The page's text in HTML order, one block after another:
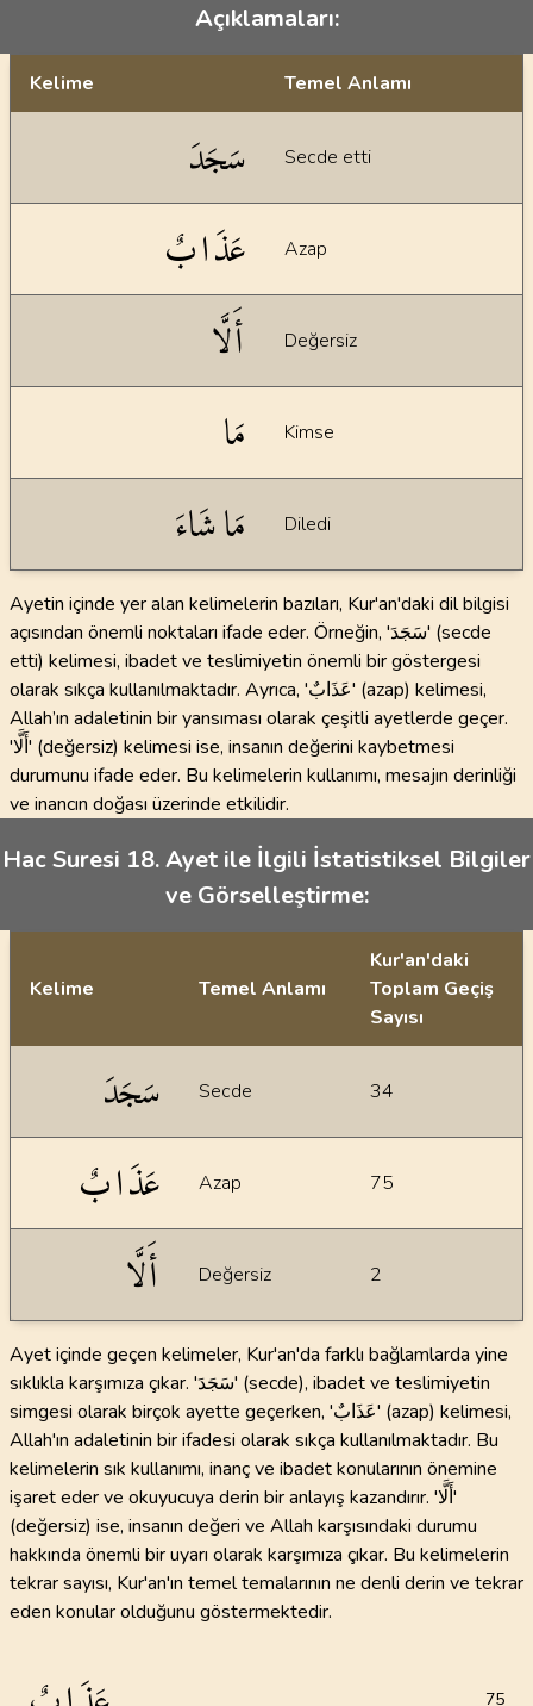
Açıklamaları:
Kelime Temel Anlamı
سَجَدَ Secde etti
عَذَابٌ Azap
أَلَّا Değersiz
مَا Kimse
مَا شَاءَ Diledi
Ayetin içinde yer alan kelimelerin bazıları, Kur'an'daki dil bilgisi
açısından önemli noktaları ifade eder. Örneğin, 'سَجَدَ' (secde
etti) kelimesi, ibadet ve teslimiyetin önemli bir göstergesi
olarak sıkça kullanılmaktadır. Ayrıca, 'عَذَابٌ' (azap) kelimesi,
Allah’ın adaletinin bir yansıması olarak çeşitli ayetlerde geçer.
'أَلَّا' (değersiz) kelimesi ise, insanın değerini kaybetmesi
durumunu ifade eder. Bu kelimelerin kullanımı, mesajın derinliği
ve inancın doğası üzerinde etkilidir.
Hac Suresi 18. Ayet ile İlgili İstatistiksel Bilgiler
ve Görselleştirme:
Kelime Temel Anlamı
Kur'an'daki
Toplam Geçiş
Sayısı
سَجَدَ Secde 34
عَذَابٌ Azap 75
أَلَّا Değersiz 2
Ayet içinde geçen kelimeler, Kur'an'da farklı bağlamlarda yine
sıklıkla karşımıza çıkar. 'سَجَدَ' (secde), ibadet ve teslimiyetin
simgesi olarak birçok ayette geçerken, 'عَذَابٌ' (azap) kelimesi,
Allah'ın adaletinin bir ifadesi olarak sıkça kullanılmaktadır. Bu
kelimelerin sık kullanımı, inanç ve ibadet konularının önemine
işaret eder ve okuyucuya derin bir anlayış kazandırır. 'أَلَّا'
(değersiz) ise, insanın değeri ve Allah karşısındaki durumu
hakkında önemli bir uyarı olarak karşımıza çıkar. Bu kelimelerin
tekrar sayısı, Kur'an'ın temel temalarının ne denli derin ve tekrar
eden konular olduğunu göstermektedir.
75